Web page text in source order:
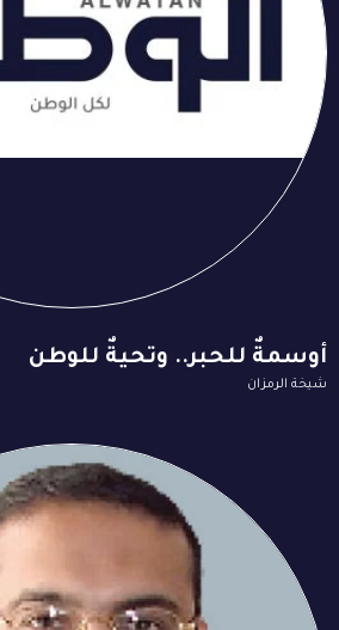
أوسمةٌ للحبر.. وتحيةٌ للوطن
شيخة الرمزان